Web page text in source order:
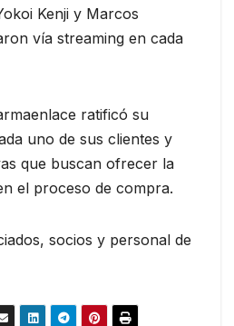
Kenji y Marcos
vía streaming en cada
ratificó su
uno de sus clientes y
que buscan ofrecer la
el proceso de compra.
socios y personal de